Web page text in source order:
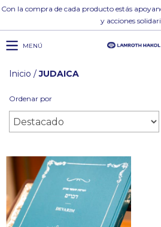
Con la compra de cada producto estás
y acciones
MENÚ
Inicio / JUDAICA
Ordenar por